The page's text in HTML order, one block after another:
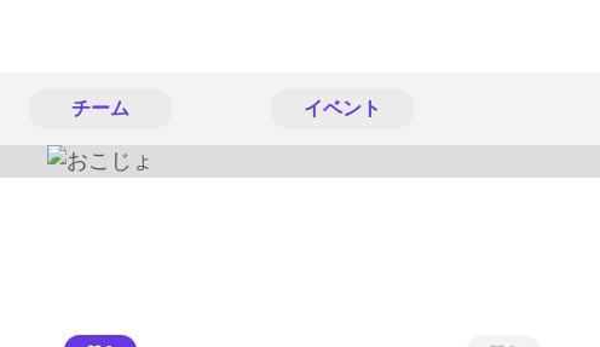
チーム イベント